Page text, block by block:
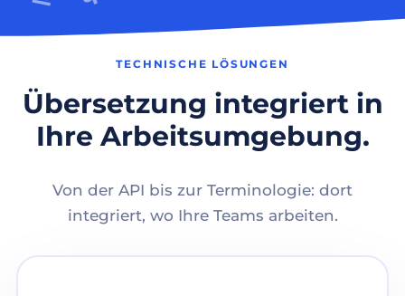
TECHNISCHE LÖSUNGEN
Übersetzung integriert in
Ihre Arbeitsumgebung.
Von der API bis zur Terminologie: dort
integriert, wo Ihre Teams arbeiten.